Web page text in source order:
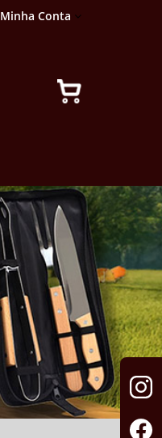
Minha Conta